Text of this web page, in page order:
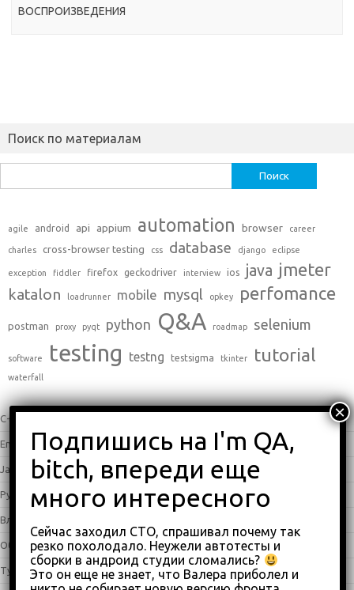
ВОСПРОИЗВЕДЕНИЯ
Поиск по материалам
agile android api appium automation browser career
charles cross-browser testing css database django eclipse
exception fiddler firefox geckodriver interview ios java jmeter
katalon loadrunner mobile mysql opkey perfomance
postman proxy pyqt python Q&A roadmap selenium
software testing testng testsigma tkinter tutorial
waterfall
C++
English (338)
Java (25)
Python(16)
Влоги
Обзоры(875)
Туториалы (23)
Сейчас заходил СТО, спрашивал почему так
резко похолодало. Неужели автотесты и
сборки в андроид студии сломались?
Это он еще не знает, что Валера приболел и